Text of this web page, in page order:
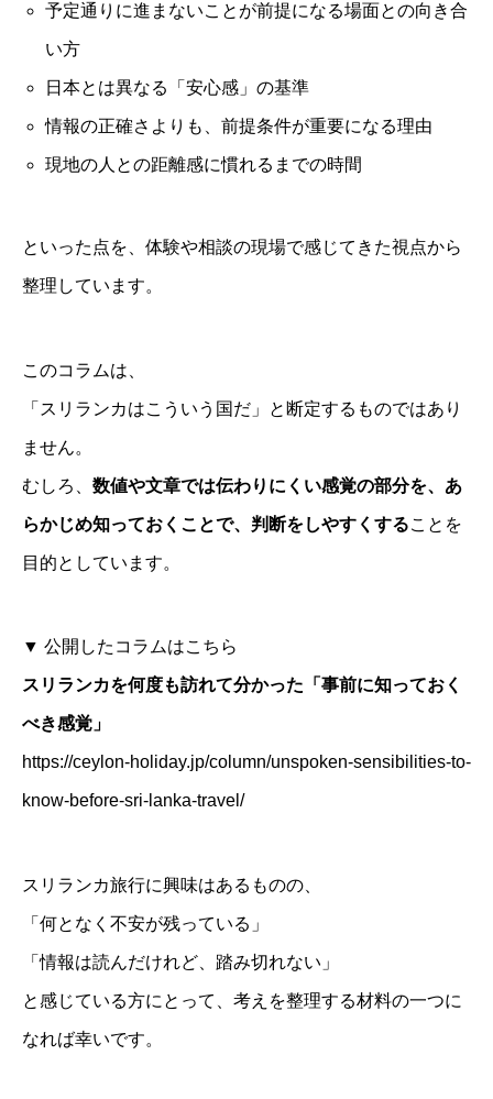
予定通りに進まないことが前提になる場面との向き合
い方
日本とは異なる「安心感」の基準
情報の正確さよりも、前提条件が重要になる理由
現地の人との距離感に慣れるまでの時間
といった点を、体験や相談の現場で感じてきた視点から
整理しています。
このコラムは、
「スリランカはこういう国だ」と断定するものではあり
ません。
むしろ、 数値や文章では伝わりにくい感覚の部分を、あ
らかじめ知っておくことで、判断をしやすくすることを
目的としています。
▼ 公開したコラムはこちら
スリランカを何度も訪れて分かった「事前に知っておく
べき感覚」
https://ceylon-holiday.jp/column/unspoken-sensibilities-to-
know-before-sri-lanka-travel/
スリランカ旅行に興味はあるものの、
「何となく不安が残っている」
「情報は読んだけれど、踏み切れない」
と感じている方にとって、考えを整理する材料の一つに
なれば幸いです。